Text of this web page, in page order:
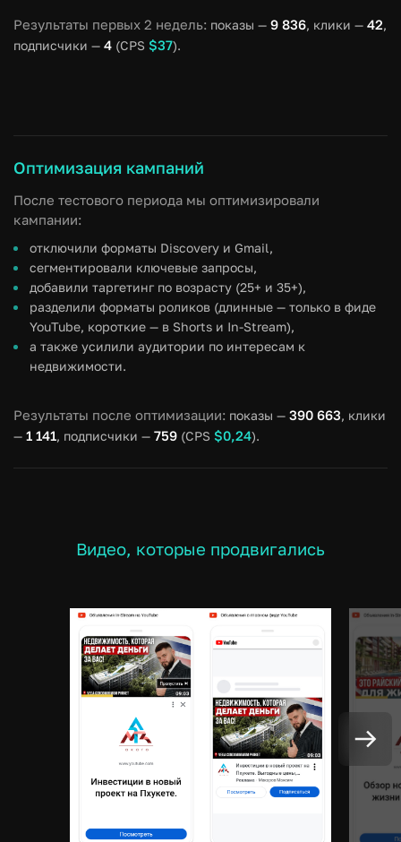
Результаты первых 2 недель: показы — 9 836, клики — 42,
подписчики — 4(CPS $37).
Оптимизация кампаний
После тестового периода мы оптимизировали
кампании:
отключили форматы Discovery и Gmail,
сегментировали ключевые запросы,
добавили таргетинг по возрасту (25+ и 35+),
разделили форматы роликов (длинные — только в фиде
YouTube, короткие — в Shorts и In-Stream),
а также усилили аудитории по интересам к
недвижимости.
Результаты после оптимизации: показы — 390 663, клики
— 1 141, подписчики — 759(CPS $0,24).
Видео, которые продвигались